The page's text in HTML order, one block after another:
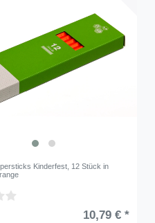
Kinderfest, 12 Stück in
10,79 € *